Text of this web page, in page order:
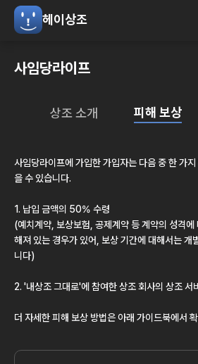
헤이상조
사임당라이프
상조 소개 피해 보상
사임당라이프에 가입한 가입자는 다음 중 한 가
을 수 있습니다.
1. 납입 금액의 50% 수령
(예치계약, 보상보험, 공제계약 등 계약의 성격에
해져 있는 경우가 있어, 보상 기간에 대해서는 개
니다)
2. '내상조 그대로'에 참여한 상조 회사의 상조 서
더 자세한 피해 보상 방법은 아래 가이드북에서